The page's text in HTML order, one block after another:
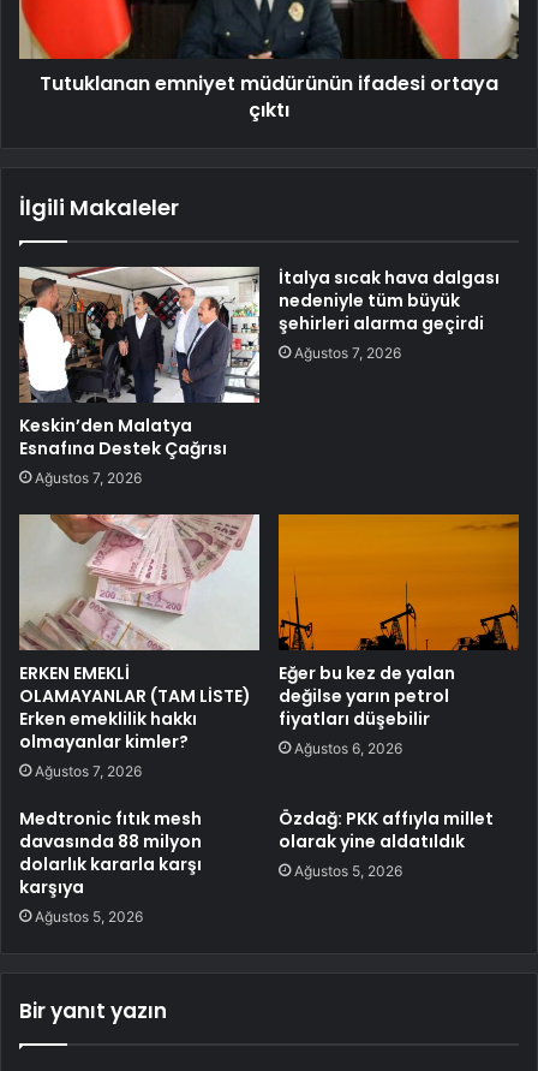
Tutuklanan emniyet müdürünün ifadesi ortaya
çıktı
İlgili Makaleler
Keskin’den Malatya
Esnafına Destek Çağrısı
Ağustos 7, 2026
İtalya sıcak hava dalgası
nedeniyle tüm büyük
şehirleri alarma geçirdi
Ağustos 7, 2026
ERKEN EMEKLİ
OLAMAYANLAR (TAM LİSTE)
Erken emeklilik hakkı
olmayanlar kimler?
Ağustos 7, 2026
Eğer bu kez de yalan
değilse yarın petrol
fiyatları düşebilir
Ağustos 6, 2026
Medtronic fıtık mesh
davasında 88 milyon
dolarlık kararla karşı
karşıya
Ağustos 5, 2026
Özdağ: PKK affıyla millet
olarak yine aldatıldık
Ağustos 5, 2026
Bir yanıt yazın